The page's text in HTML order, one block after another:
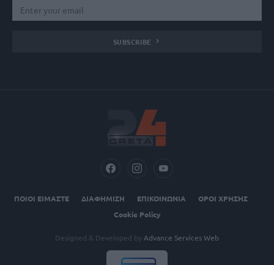
SUBSCRIBE
ΠΟΙΟΙ ΕΙΜΑΣΤΕ ΔΙΑΦΗΜΙΣΗ ΕΠΙΚΟΙΝΩΝΙΑ
ΟΡΟΙ ΧΡΗΣΗΣ
Cookie Policy
Designed & Developed by Advance Services Web